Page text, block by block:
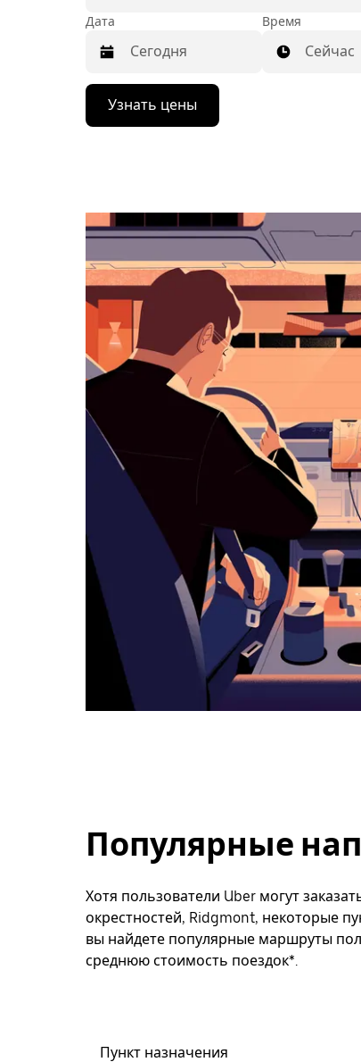
Дата
Нажмите
стрелку
вниз,
выбрать
дату.
закрыть
календарь,
нажмите
Esc.
Время
Сейчас
Узнать цены
Популярные
Хотя пользователи Uber могут
окрестностей, Ridgmont, некоторые
вы найдете популярные маршруты
среднюю стоимость поездок*.
Пункт назначения